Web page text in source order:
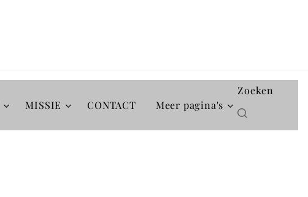
MISSIE CONTACT Meer pagina's
Zoeken